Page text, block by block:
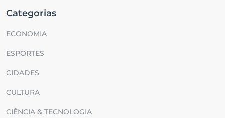
Categorias
ECONOMIA
ESPORTES
CIDADES
CULTURA
CIÊNCIA & TECNOLOGIA